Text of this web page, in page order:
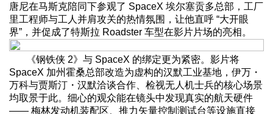
唐尼在马斯克陪同下参观了 SpaceX 埃尔塞贡多总部，工厂
里工程师与工人并肩攻关的热情氛围，让他直呼 “大开眼
界”，并促成了特斯拉 Roadster 车型在影片片场的亮相。
《钢铁侠 2》与 SpaceX 的绑定更为紧密。影片将
SpaceX 加州霍桑总部改造为虚构的汉默工业基地，伊万・
万科与贾斯汀・汉默洽谈合作、检视无人机士兵的核心场景
均取景于此。细心的观众能在镜头中发现真实的航天硬件
—— 梅林发动机装配区、推力矢量控制测试台等设施直接